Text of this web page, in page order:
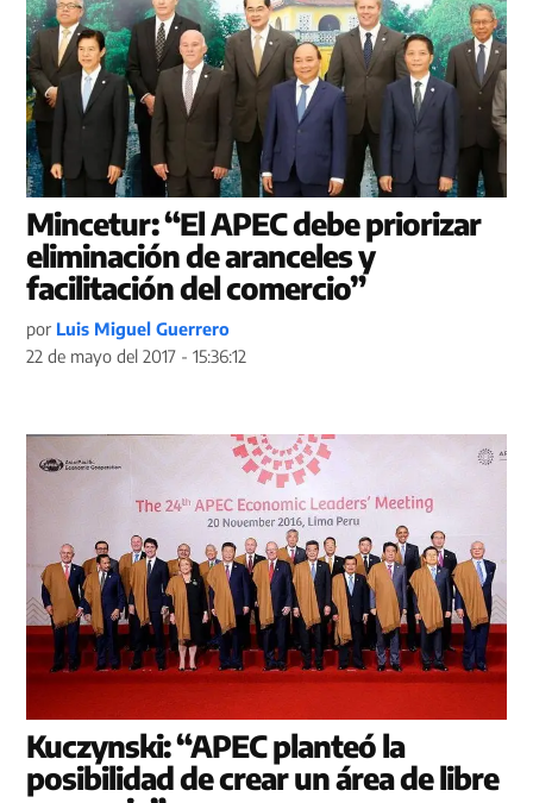
Mincetur: “El APEC debe priorizar
eliminación de aranceles y
facilitación del comercio”
por Luis Miguel Guerrero
22 de mayo del 2017 - 15:36:12
Kuczynski: “APEC planteó la
posibilidad de crear un área de libre